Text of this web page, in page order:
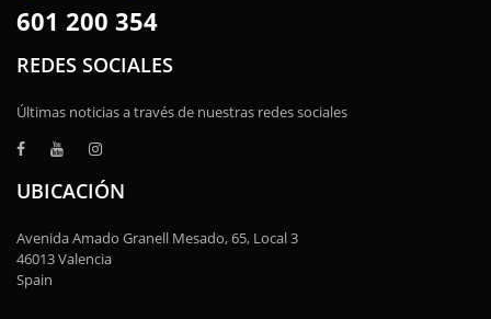
601 200 354
REDES SOCIALES
Últimas noticias a través de nuestras redes sociales
UBICACIÓN
Avenida Amado Granell Mesado, 65, Local 3
46013 Valencia
Spain